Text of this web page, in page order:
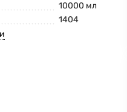
10000 мл
1404